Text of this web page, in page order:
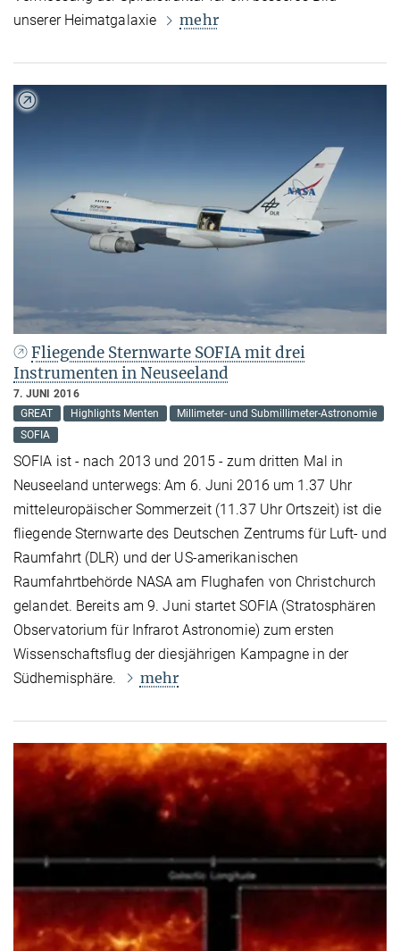
unserer Heimatgalaxie
mehr
Fliegende Sternwarte SOFIA mit drei
Instrumenten in Neuseeland
7. JUNI 2016
GREAT
Highlights Menten
Millimeter- und Submillimeter-Astronomie
SOFIA
SOFIA ist - nach 2013 und 2015 - zum dritten Mal in
Neuseeland unterwegs: Am 6. Juni 2016 um 1.37 Uhr
mitteleuropäischer Sommerzeit (11.37 Uhr Ortszeit) ist die
fliegende Sternwarte des Deutschen Zentrums für Luft- und
Raumfahrt (DLR) und der US-amerikanischen
Raumfahrtbehörde NASA am Flughafen von Christchurch
gelandet. Bereits am 9. Juni startet SOFIA (Stratosphären
Observatorium für Infrarot Astronomie) zum ersten
Wissenschaftsflug der diesjährigen Kampagne in der
Südhemisphäre.
mehr